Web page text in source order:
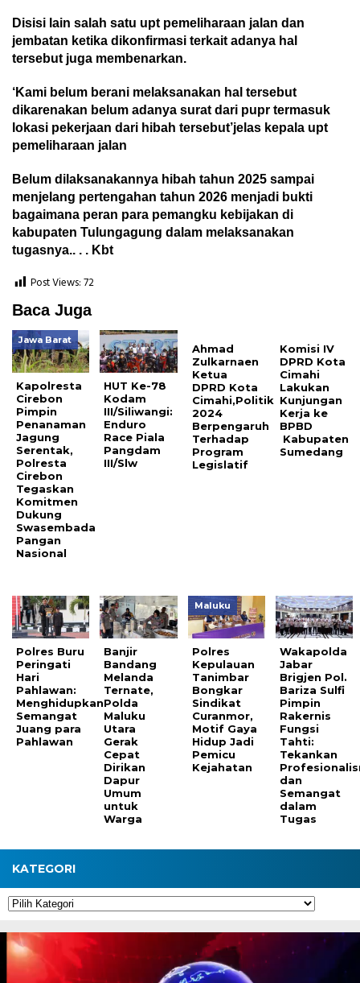
Disisi lain salah satu upt pemeliharaan jalan dan
jembatan ketika dikonfirmasi terkait adanya hal
tersebut juga membenarkan.
‘Kami belum berani melaksanakan hal tersebut
dikarenakan belum adanya surat dari pupr termasuk
lokasi pekerjaan dari hibah tersebut’jelas kepala upt
pemeliharaan jalan
Belum dilaksanakannya hibah tahun 2025 sampai
menjelang pertengahan tahun 2026 menjadi bukti
bagaimana peran para pemangku kebijakan di
kabupaten Tulungagung dalam melaksanakan
tugasnya.. . . Kbt
Post Views:72
Baca Juga
Jawa Barat
Kapolresta
Cirebon
Pimpin
Penanaman
Jagung
Serentak,
Polresta
Cirebon
Tegaskan
Komitmen
Dukung
Swasembada
Pangan
Nasional
HUT Ke-78
Kodam
III/Siliwangi:
Enduro
Race Piala
Pangdam
III/Slw
Ahmad
Zulkarnaen
Ketua
DPRD Kota
Cimahi,Politik
2024
Berpengaruh
Terhadap
Program
Legislatif
Komisi IV
DPRD Kota
Cimahi
Lakukan
Kunjungan
Kerja ke
BPBD
Kabupaten
Sumedang
Polres Buru
Peringati
Hari
Pahlawan:
Menghidupkan
Semangat
Juang para
Pahlawan
Banjir
Bandang
Melanda
Ternate,
Polda
Maluku
Utara
Gerak
Cepat
Dirikan
Dapur
Umum
untuk
Warga
Maluku
Polres
Kepulauan
Tanimbar
Bongkar
Sindikat
Curanmor,
Motif Gaya
Hidup Jadi
Pemicu
Kejahatan
Wakapolda
Jabar
Brigjen Pol.
Bariza Sulfi
Pimpin
Rakernis
Fungsi
Tahti:
Tekankan
dan
Semangat
dalam
Tugas
KATEGORI
Kategori
Pemutar
Video